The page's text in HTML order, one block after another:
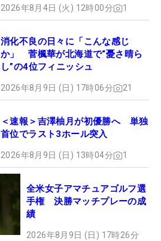
2026年8月4日 (火) 12時00分 1
消化不良の日々に「こんな感じ
か」 菅楓華が北海道で“憂さ晴ら
し”の4位フィニッシュ
2026年8月9日 (日) 17時06分 21
＜速報＞吉澤柚月が初優勝へ 単独
首位でラスト3ホール突入
2026年8月9日 (日) 13時04分 1
全米女子アマチュアゴルフ選
手権 決勝マッチプレーの成
績
2026年8月9日 (日) 17時26分